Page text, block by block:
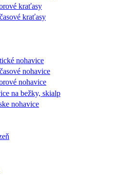
kraťasy
kraťasy
nohavice
nohavice
nohavice
na bežky, skialp
nohavice